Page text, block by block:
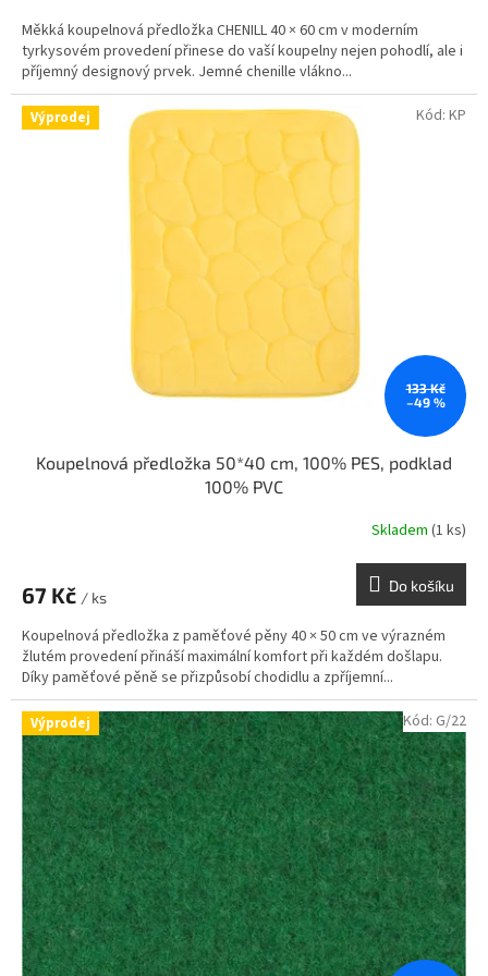
Měkká koupelnová předložka CHENILL 40 × 60 cm v moderním
tyrkysovém provedení přinese do vaší koupelny nejen pohodlí, ale i
příjemný designový prvek. Jemné chenille vlákno...
Výprodej
133 Kč
–49 %
Koupelnová předložka 50*40 cm, 100% PES, podklad
100% PVC
Skladem (1 ks)
67 Kč / ks
Do košíku
Koupelnová předložka z paměťové pěny 40 × 50 cm ve výrazném
žlutém provedení přináší maximální komfort při každém došlapu.
Díky paměťové pěně se přizpůsobí chodidlu a zpříjemní...
Kód: KP
Výprodej Kód: G/22